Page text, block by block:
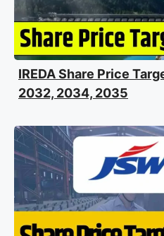
IREDA Share Price
2032, 2034, 2035